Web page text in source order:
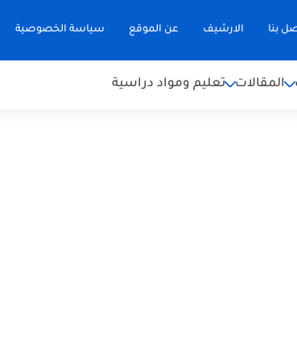
بنا الارشيف عن الموقع سياسة الخصوصية
المقالات تعليم ومواد دراسية